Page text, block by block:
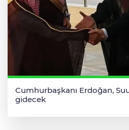
Cumhurbaşkanı Erdoğan,
gidecek